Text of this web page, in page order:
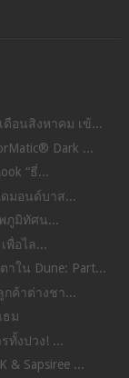
ดือนสิงหาคม เข้...
Dark ...
“ธี่...
มอนด์บาส...
ภูมิทัศน...
พื่อไล...
ใน Dune: Part...
กค้าต่างชา...
ธม
ทั้งปวง! ...
& Sapsiree ...